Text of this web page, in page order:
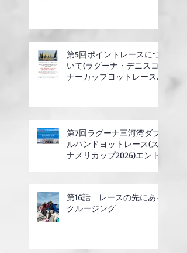
第5回ポイントレースにつ
いて(ラグーナ・デニスコ
ナーカップヨットレース合
第7回ラグーナ三河湾ダブ
ルハンドヨットレース(ス
ナメリカップ2026)エント
第16話 レースの先にある
クルージング